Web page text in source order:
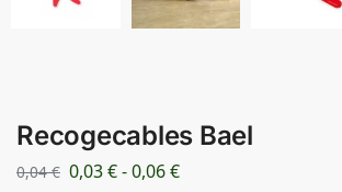
Recogecables Bael
0,04€ 0,03€-0,06€